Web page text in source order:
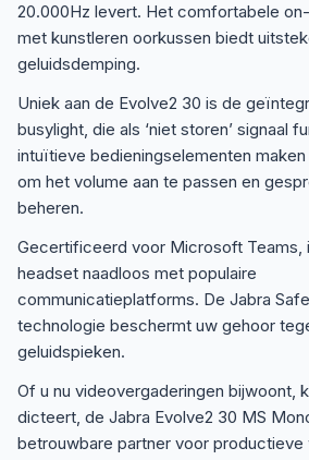
20.000Hz levert. Het comfortabele
met kunstleren oorkussen biedt
geluidsdemping.
Uniek aan de Evolve2 30 is de
busylight, die als ‘niet storen’ signaal
intuïtieve bedieningselementen
om het volume aan te passen en
beheren.
Gecertificeerd voor Microsoft Teams,
headset naadloos met populaire
communicatieplatforms. De Jabra
technologie beschermt uw gehoor
geluidspieken.
Of u nu videovergaderingen bijwoont,
dicteert, de Jabra Evolve2 30 MS
betrouwbare partner voor productieve